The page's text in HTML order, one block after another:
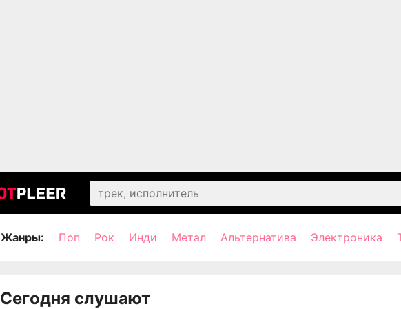
Жанры: Поп Рок Инди Метал Альтернатива Электроника
Сегодня слушают